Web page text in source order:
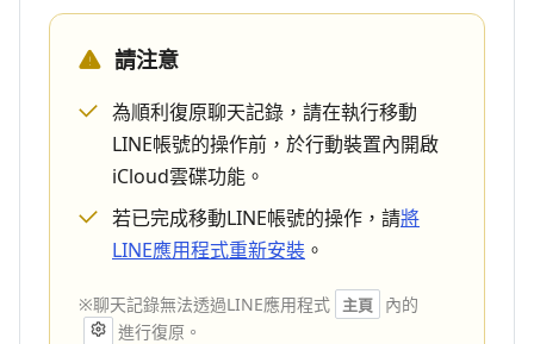
請注意
為順利復原聊天記錄，請在執行移動
LINE帳號的操作前，於行動裝置內開啟
iCloud雲碟功能。
若已完成移動LINE帳號的操作，請將
LINE應用程式重新安裝 。
※聊天記錄無法透過LINE應用程式 主頁
內的
進行復原。